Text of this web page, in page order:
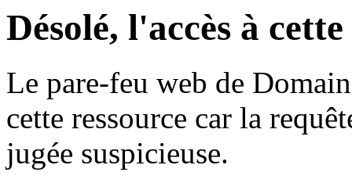
Désolé, l'accès à
Le pare-feu web de
cette ressource car la
jugée suspicieuse.